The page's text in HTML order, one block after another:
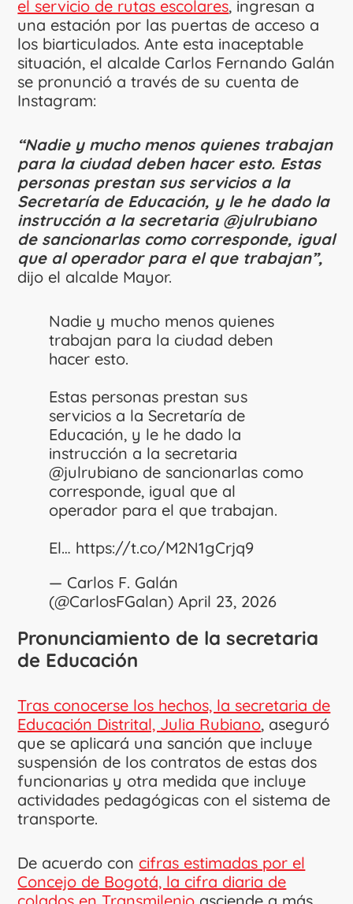
el servicio de rutas escolares, ingresan a
una estación por las puertas de acceso a
los biarticulados. Ante esta inaceptable
situación, el alcalde Carlos Fernando Galán
se pronunció a través de su cuenta de
Instagram:
“Nadie y mucho menos quienes trabajan
para la ciudad deben hacer esto. Estas
personas prestan sus servicios a la
Secretaría de Educación, y le he dado la
instrucción a la secretaria @julrubiano
de sancionarlas como corresponde, igual
que al operador para el que trabajan”,
dijo el alcalde Mayor.
Nadie y mucho menos quienes
trabajan para la ciudad deben
hacer esto.
Estas personas prestan sus
servicios a la Secretaría de
Educación, y le he dado la
instrucción a la secretaria
@julrubiano de sancionarlas como
corresponde, igual que al
operador para el que trabajan.
El… https://t.co/M2N1gCrjq9
— Carlos F. Galán
(@CarlosFGalan)April 23, 2026
Pronunciamiento de la secretaria
de Educación
Tras conocerse los hechos, la secretaria de
Educación Distrital, Julia Rubiano, aseguró
que se aplicará una sanción que incluye
suspensión de los contratos de estas dos
funcionarias y otra medida que incluye
actividades pedagógicas con el sistema de
transporte.
De acuerdo con cifras estimadas por el
Concejo de Bogotá, la cifra diaria de